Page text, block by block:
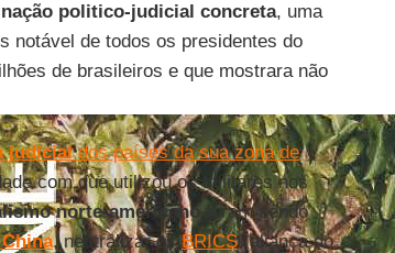
politico-judicial concreta, uma
notável de todos os presidentes do
de brasileiros e que mostrara não
judicialdos países da sua zona de
com que utilizou os militares nos
norte-americano foram sendo
China, neutralizar osBRICS(aliança do